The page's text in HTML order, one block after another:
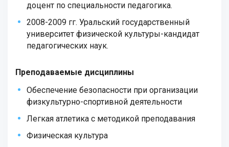
доцент по специальности педагогика.
2008-2009 гг. Уральский государственный
университет физической культуры-кандидат
педагогических наук.
Преподаваемые дисциплины
Обеспечение безопасности при организации
физкультурно-спортивной деятельности
Легкая атлетика с методикой преподавания
Физическая культура